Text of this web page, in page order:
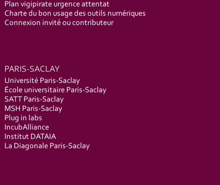
Plan vigipirate urgence attentat
Charte du bon usage des outils numériques
Connexion invité ou contributeur
PARIS-SACLAY
Université Paris-Saclay
École universitaire Paris-Saclay
SATT Paris-Saclay
MSH Paris-Saclay
Plug in labs
IncubAlliance
Institut DATAIA
La Diagonale Paris-Saclay